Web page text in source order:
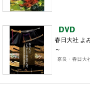
春日大社 よ
～
奈良・春日大